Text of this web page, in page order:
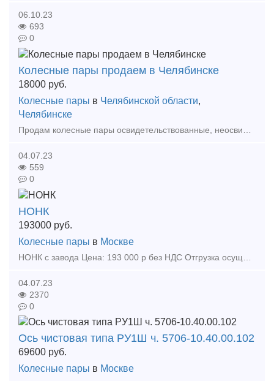
06.10.23
693
0
Колесные пары продаем в Челябинске
18000 руб.
Колесные пары в Челябинской области,
Челябинске
04.07.23
559
0
НОНК
193000 руб.
Колесные пары в Москве
04.07.23
2370
0
Ось чистовая типа РУ1Ш ч. 5706-10.40.00.102
69600 руб.
Колесные пары в Москве